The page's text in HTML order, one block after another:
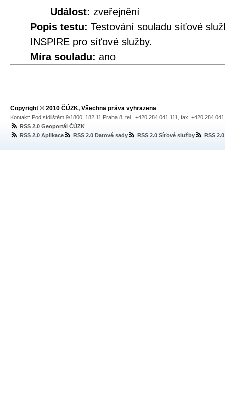
Událost: zveřejnění
Popis testu: Testování souladu síťové
INSPIRE pro síťové služby.
Míra souladu: ano
Copyright © 2010 ČÚZK, Všechna práva vyhrazena
Kontakt: Pod sídlištěm 9/1800, 182 11 Praha 8, tel.: +420 284 041 111, fax: +420 284
RSS 2.0 Geoportál ČÚZK
RSS 2.0 Aplikace
RSS 2.0 Datové sady RSS 2.0 Síťové služby RSS